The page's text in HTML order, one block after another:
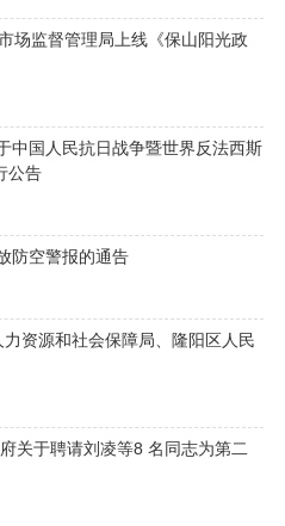
场监督管理局上线《保山阳光政
中国人民抗日战争暨世界反法西斯
公告
防空警报的通告
资源和社会保障局、隆阳区人民
关于聘请刘凌等8 名同志为第二